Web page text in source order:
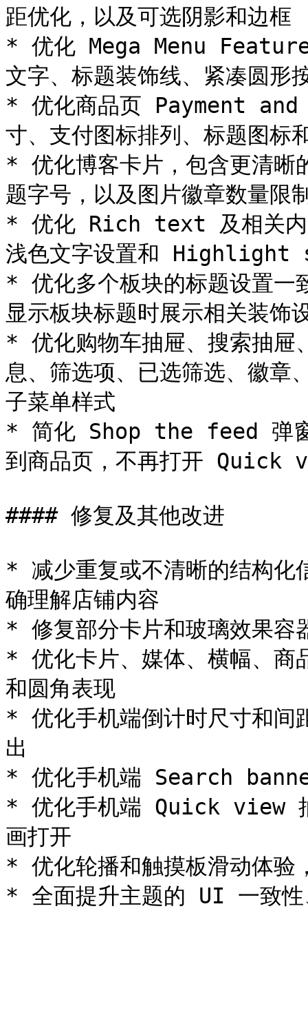
距优化，以及可选阴影和边框
* 优化 Mega Menu
文字、标题装饰线、紧凑圆形
* 优化商品页 Payment
寸、支付图标排列、标题图标
* 优化博客卡片，包含更清晰
题字号，以及图片徽章数量限
* 优化 Rich text 及相关内
浅色文字设置和 Highlight
* 优化多个板块的标题设置一
显示板块标题时展示相关装饰
* 优化购物车抽屉、搜索抽屉
息、筛选项、已选筛选、徽章
子菜单样式
* 简化 Shop the feed 弹
到商品页，不再打开 Quick
#### 修复及其他改进
* 减少重复或不清晰的结构
确理解店铺内容
* 修复部分卡片和玻璃效果容
* 优化卡片、媒体、横幅、商
和圆角表现
* 优化手机端倒计时尺寸和间
出
* 优化手机端 Search
* 优化手机端 Quick view 抽
画打开
* 优化轮播和触摸板滑动体验